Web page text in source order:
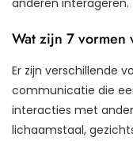
anderen interageren.
Wat zijn 7 vormen
Er zijn verschillende
communicatie die
interacties met
lichaamstaal,